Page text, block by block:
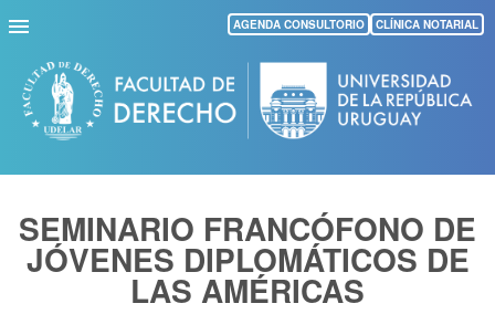
Pasar
al
contenido
principal
AGENDA CONSULTORIO CLÍNICA NOTARIAL
SEMINARIO FRANCÓFONO DE
JÓVENES DIPLOMÁTICOS DE
LAS AMÉRICAS